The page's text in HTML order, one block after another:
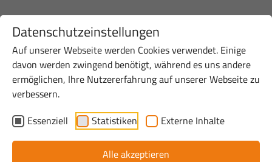
Datenschutzeinstellungen
Auf unserer Webseite werden Cookies verwendet. Einige
davon werden zwingend benötigt, während es uns andere
ermöglichen, Ihre Nutzererfahrung auf unserer Webseite zu
verbessern.
Essenziell
Statistiken Externe Inhalte
Alle akzeptieren
Startseite Standort Digitale Infrastruktur Steinfurt
Steinfurt: Ausbauprojekt
Gewerbegebiete